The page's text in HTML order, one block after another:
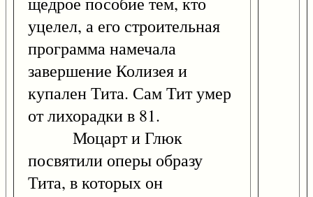
уцелел, а его строительная
программа намечала
завершение Колизея и
купален Тита. Сам Тит умер
от лихорадки в 81.
Моцарт и Глюк
посвятили оперы образу
Тита, в которых он